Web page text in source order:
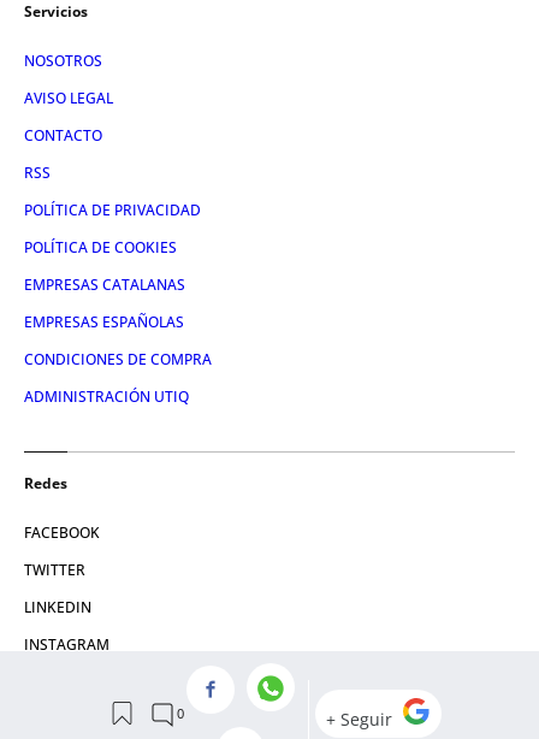
Servicios
NOSOTROS
AVISO LEGAL
CONTACTO
RSS
POLÍTICA DE PRIVACIDAD
POLÍTICA DE COOKIES
EMPRESAS CATALANAS
EMPRESAS ESPAÑOLAS
CONDICIONES DE COMPRA
ADMINISTRACIÓN UTIQ
Redes
FACEBOOK
TWITTER
LINKEDIN
INSTAGRAM